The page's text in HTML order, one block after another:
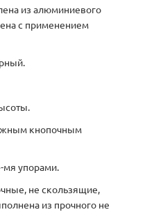
из алюминиевого
с применением
кнопочным
мя упорами.
не скользящие,
из прочного не